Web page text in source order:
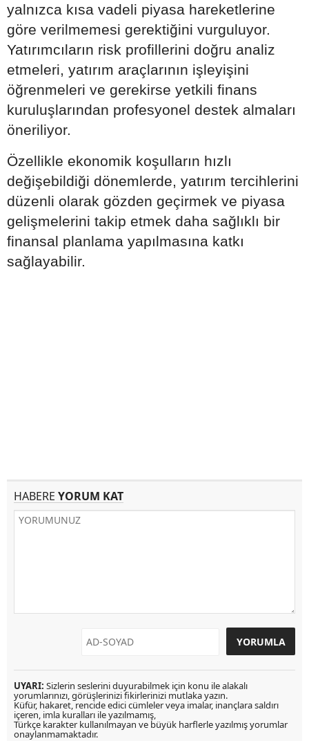
yalnızca kısa vadeli piyasa hareketlerine
göre verilmemesi gerektiğini vurguluyor.
Yatırımcıların risk profillerini doğru analiz
etmeleri, yatırım araçlarının işleyişini
öğrenmeleri ve gerekirse yetkili finans
kuruluşlarından profesyonel destek almaları
öneriliyor.
Özellikle ekonomik koşulların hızlı
değişebildiği dönemlerde, yatırım tercihlerini
düzenli olarak gözden geçirmek ve piyasa
gelişmelerini takip etmek daha sağlıklı bir
finansal planlama yapılmasına katkı
sağlayabilir.
HABERE YORUM KAT
UYARI: Sizlerin seslerini duyurabilmek için konu ile alakalı
yorumlarınızı, görüşlerinizi fikirlerinizi mutlaka yazın.
Küfür, hakaret, rencide edici cümleler veya imalar, inançlara saldırı
içeren, imla kuralları ile yazılmamış,
Türkçe karakter kullanılmayan ve büyük harflerle yazılmış yorumlar
onaylanmamaktadır.